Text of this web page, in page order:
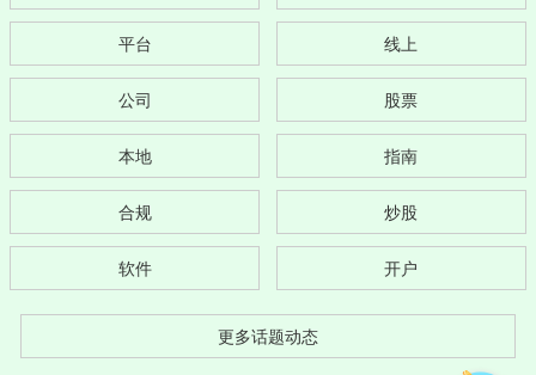
平台 线上
公司 股票
本地 指南
合规 炒股
软件 开户
更多话题动态